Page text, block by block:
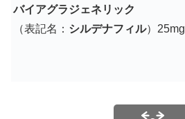
バイアグラジェネリック
（表記名： シルデナフィル）25mg